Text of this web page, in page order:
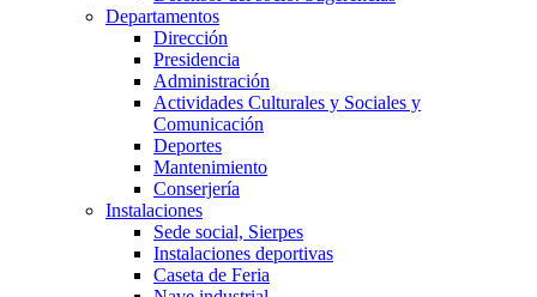
Departamentos
Dirección
Presidencia
Administración
Actividades Culturales y Sociales y
Comunicación
Deportes
Mantenimiento
Conserjería
Instalaciones
Sede social, Sierpes
Instalaciones deportivas
Caseta de Feria